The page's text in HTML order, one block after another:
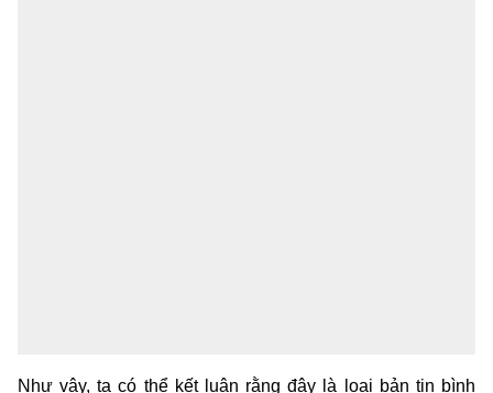
Như vậy, ta có thể kết luận rằng đây là loại bản tin bình